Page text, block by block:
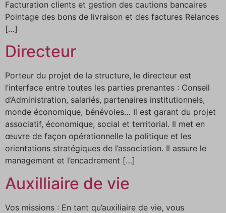
Facturation clients et gestion des cautions bancaires
Pointage des bons de livraison et des factures Relances
[…]
Directeur
Porteur du projet de la structure, le directeur est
l’interface entre toutes les parties prenantes : Conseil
d’Administration, salariés, partenaires institutionnels,
monde économique, bénévoles… Il est garant du projet
associatif, économique, social et territorial. Il met en
œuvre de façon opérationnelle la politique et les
orientations stratégiques de l’association. Il assure le
management et l’encadrement […]
Auxilliaire de vie
Vos missions : En tant qu’auxiliaire de vie, vous